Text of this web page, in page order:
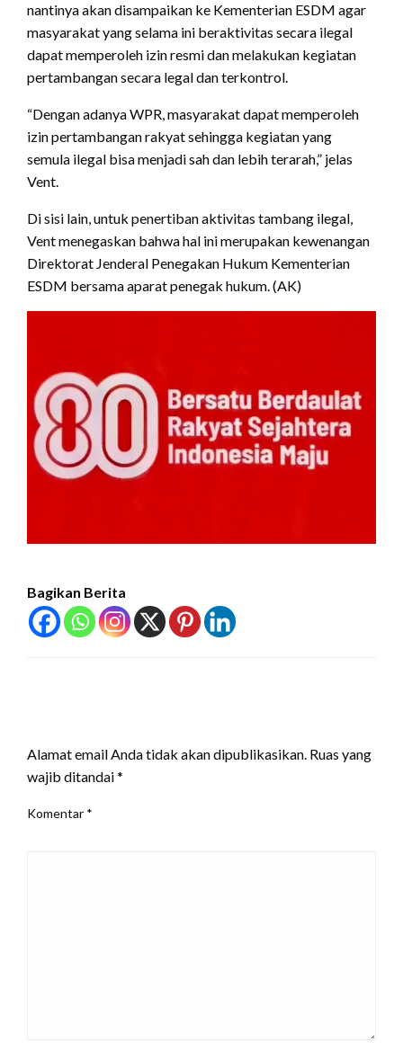
nantinya akan disampaikan ke Kementerian ESDM agar
masyarakat yang selama ini beraktivitas secara ilegal
dapat memperoleh izin resmi dan melakukan kegiatan
pertambangan secara legal dan terkontrol.
“Dengan adanya WPR, masyarakat dapat memperoleh
izin pertambangan rakyat sehingga kegiatan yang
semula ilegal bisa menjadi sah dan lebih terarah,” jelas
Vent.
Di sisi lain, untuk penertiban aktivitas tambang ilegal,
Vent menegaskan bahwa hal ini merupakan kewenangan
Direktorat Jenderal Penegakan Hukum Kementerian
ESDM bersama aparat penegak hukum. (AK)
Bagikan Berita
Alamat email Anda tidak akan dipublikasikan. Ruas yang
wajib ditandai*
Komentar *